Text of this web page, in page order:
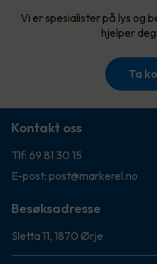
Vi er spesialister på lys og
hjelper
Ta
Kontakt oss
Tlf: 69 81 30 15
E-post: post@markerel.no
Besøksadresse
Sletta 11, 1870 Ørje